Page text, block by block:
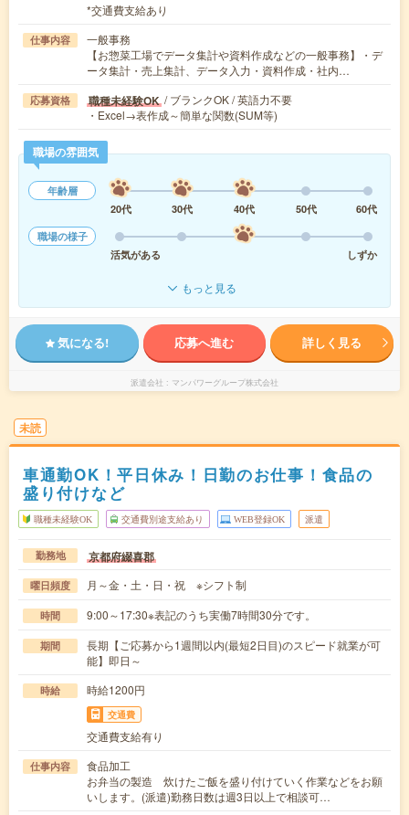
*交通費支給あり
仕事内容
一般事務
【お惣菜工場でデータ集計や資料作成などの一般事務】・デ
ータ集計・売上集計、データ入力・資料作成・社内…
応募資格 職種未経験OK / ブランクOK / 英語力不要
・Excel→表作成～簡単な関数(SUM等)
職場の雰囲気
年齢層
20代
30代 40代 50代
60代
職場の様子
活気がある
しずか
もっと見る
気になる! 応募へ進む 詳しく見る
派遣会社 マンパワーグループ株式会社
未読
車通勤OK！平日休み！日勤のお仕事！食品の
盛り付けなど
職種未経験OK 交通費別途支給あり WEB登録OK 派遣
勤務地 京都府綴喜郡
曜日頻度 月～金・土・日・祝 ※シフト制
時間 9:00～17:30※表記のうち実働7時間30分です。
期間
長期【ご応募から1週間以内(最短2日目)のスピード就業が可
能】即日～
時給 時給1200円
交通費
交通費支給有り
仕事内容
食品加工
お弁当の製造 炊けたご飯を盛り付けていく作業などをお願
いします。(派遣)勤務日数は週3日以上で相談可…